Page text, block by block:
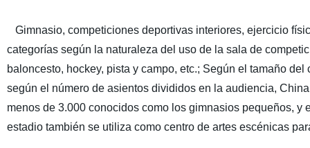
Gimnasio, competiciones deportivas interiores, ejercicio
categorías según la naturaleza del uso de la sala de
baloncesto, hockey, pista y campo, etc.; Según el tamaño
según el número de asientos divididos en la audiencia,
menos de 3.000 conocidos como los gimnasios pequeños,
estadio también se utiliza como centro de artes escénicas